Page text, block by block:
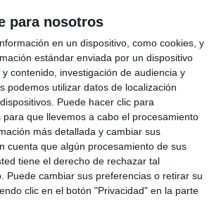
para nosotros
en un dispositivo, como cookies, y
estándar enviada por un dispositivo
contenido, investigación de audiencia y
podemos utilizar datos de localización
Puede hacer clic para
que llevemos a cabo el procesamiento
más detallada y cambiar sus
cuenta que algún procesamiento de sus
tiene el derecho de rechazar tal
Puede cambiar sus preferencias o retirar su
clic en el botón "Privacidad" en la parte
TOTAL
5
RIVALES
MÁXIMO
1
BG Pathum
United
5 (100%)